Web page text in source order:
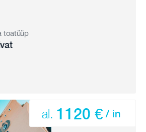
toatüüp
al. 1120 € / in